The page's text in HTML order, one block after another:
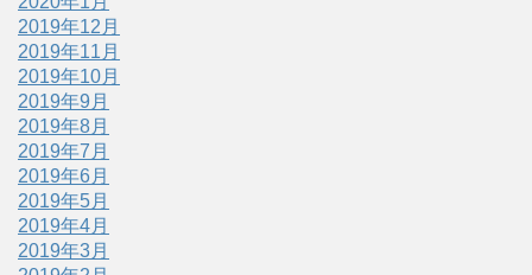
2019年12月
2019年11月
2019年10月
2019年9月
2019年8月
2019年7月
2019年6月
2019年5月
2019年4月
2019年3月